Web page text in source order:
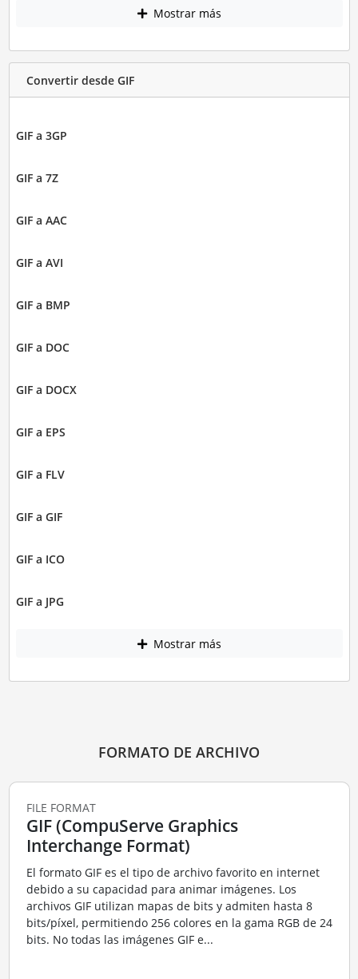
Mostrar más
Convertir desde GIF
GIF a 3GP
GIF a 7Z
GIF a AAC
GIF a AVI
GIF a BMP
GIF a DOC
GIF a DOCX
GIF a EPS
GIF a FLV
GIF a GIF
GIF a ICO
GIF a JPG
Mostrar más
FORMATO DE ARCHIVO
FILE FORMAT
GIF (CompuServe Graphics
Interchange Format)
El formato GIF es el tipo de archivo favorito en internet
debido a su capacidad para animar imágenes. Los
archivos GIF utilizan mapas de bits y admiten hasta 8
bits/píxel, permitiendo 256 colores en la gama RGB de 24
bits. No todas las imágenes GIF e...